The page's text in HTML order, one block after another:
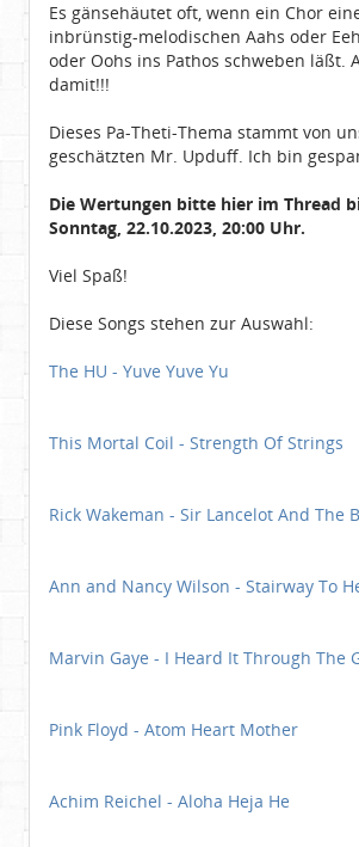
Es gänsehäutet oft, wenn ein Chor
inbrünstig-melodischen Aahs oder
oder Oohs ins Pathos schweben läßt.
damit!!!
Dieses Pa-Theti-Thema stammt von
geschätzten Mr. Upduff. Ich bin
Die Wertungen bitte hier im Thread
Sonntag, 22.10.2023, 20:00 Uhr.
Viel Spaß!
Diese Songs stehen zur Auswahl:
The HU - Yuve Yuve Yu
This Mortal Coil - Strength Of Strings
Rick Wakeman - Sir Lancelot And The
Ann and Nancy Wilson - Stairway To
Marvin Gaye - I Heard It Through The
Pink Floyd - Atom Heart Mother
Achim Reichel - Aloha Heja He